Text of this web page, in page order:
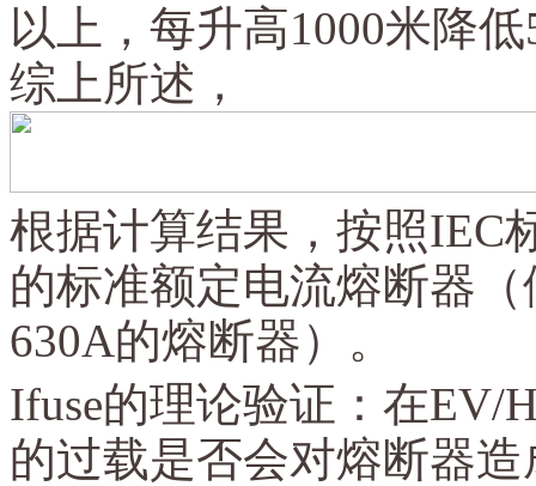
以上，每升高1000米降
综上所述，
根据计算结果，按照IEC
的标准额定电流熔断器
630A的熔断器）。
Ifuse的理论验证：在EV/
的过载是否会对熔断器